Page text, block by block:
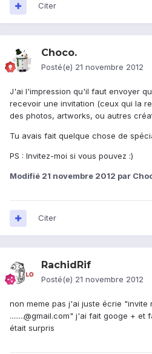
Citer
Choco.
Posté(e) 21 novembre 2012
J'ai l'impression qu'il faut envoyer
recevoir une invitation (ceux qui la
des photos, artworks, ou autres
Tu avais fait quelque chose de
PS : Invitez-moi si vous pouvez :)
Modifié 21 novembre 2012 par
Citer
RachidRif
Posté(e) 21 novembre 2012
non meme pas j'ai juste écrie "invite
........@gmail.com" j'ai fait googe +
était surpris